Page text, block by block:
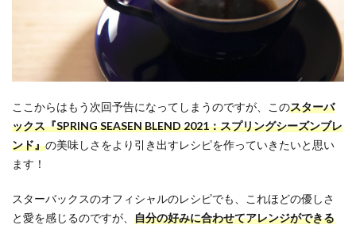
ここからはもう次回予告になってしまうのですが、このスターバ
ックス『SPRING SEASEN BLEND 2021：スプリングシーズンブレ
ンド』の美味しさをより引き出すレシピを作っていきたいと思い
ます！
スターバックスのオフィシャルのレシピでも、これほどの優しさ
と愛を感じるのですが、 自分の好みに合わせてアレンジができる